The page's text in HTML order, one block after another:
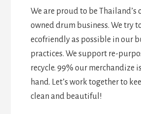
We are proud to be Thailand’s
owned drum business. We try
ecofriendly as possible in our
practices. We support re-
recycle. 99% our merchandize
hand. Let’s work together to
clean and beautiful!